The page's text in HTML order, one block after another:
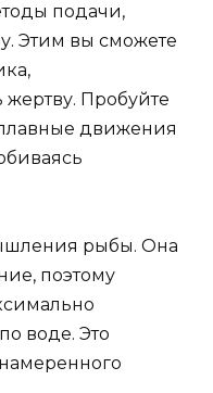
подачи,
Этим вы сможете
Пробуйте
движения
рыбы. Она
поэтому
воде. Это